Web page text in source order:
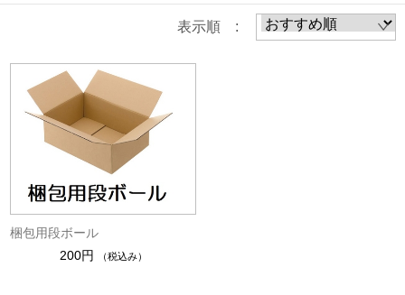
表示順 :
梱包用段ボール
200円
（税込み）